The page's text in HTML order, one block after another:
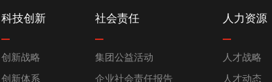
科技创新
创新战略
创新体系
社会责任
集团公益活动
企业社会责任报告
人力资源
人才战略
人才动态